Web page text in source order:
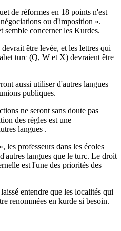
de réformes en 18 points n'est
ou d'imposition ».
semble concerner les Kurdes.
être levée, et les lettres qui
turc (Q, W et X) devraient être
aussi utiliser d'autres langues
publiques.
ne seront sans doute pas
des règles est une
langues .
les professeurs dans les écoles
langues que le turc. Le droit
est l'une des priorités des
entendre que les localités qui
renommées en kurde si besoin.